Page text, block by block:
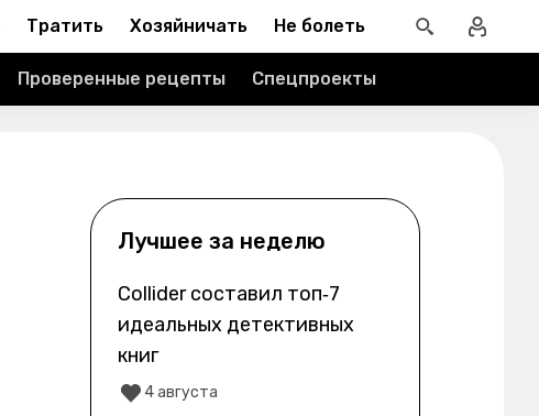
Тратить Хозяйничать Не болеть
Проверенные рецепты Спецпроекты
Лучшее за неделю
Collider составил топ‑7
идеальных детективных
книг
4 августа